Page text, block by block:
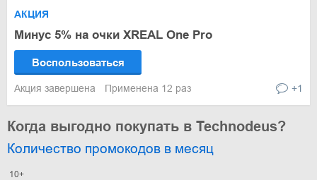
АКЦИЯ
Минус 5% на очки XREAL One Pro
Воспользоваться
Акция завершена Применена 12 раз +1
Когда выгодно покупать в Technodeus?
Количество промокодов в месяц
10+